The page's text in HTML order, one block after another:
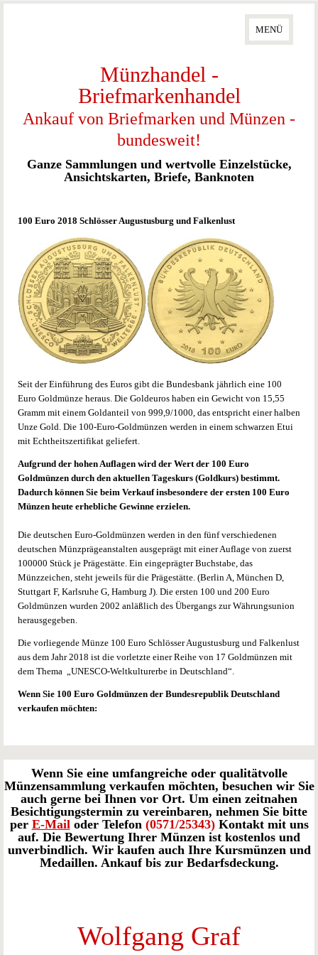
MENÜ
Münzhandel -
Briefmarkenhandel
Ankauf von Briefmarken und Münzen -
bundesweit!
Ganze Sammlungen und wertvolle Einzelstücke,
Ansichtskarten, Briefe, Banknoten
100 Euro 2018 Schlösser Augustusburg und Falkenlust
Seit der Einführung des Euros gibt die Bundesbank jährlich eine 100
Euro Goldmünze heraus. Die Goldeuros haben ein Gewicht von 15,55
Gramm mit einem Goldanteil von 999,9/1000, das entspricht einer halben
Unze Gold. Die 100-Euro-Goldmünzen werden in einem schwarzen Etui
mit Echtheitszertifikat geliefert.
Aufgrund der hohen Auflagen wird der Wert der 100 Euro
Goldmünzen durch den aktuellen Tageskurs (Goldkurs) bestimmt.
Dadurch können Sie beim Verkauf insbesondere der ersten 100 Euro
Münzen heute erhebliche Gewinne erzielen.
Die deutschen Euro-Goldmünzen werden in den fünf verschiedenen
deutschen Münzprägeanstalten ausgeprägt mit einer Auflage von zuerst
100000 Stück je Prägestätte. Ein eingeprägter Buchstabe, das
Münzzeichen, steht jeweils für die Prägestätte. (Berlin A, München D,
Stuttgart F, Karlsruhe G, Hamburg J). Die ersten 100 und 200 Euro
Goldmünzen wurden 2002 anläßlich des Übergangs zur Währungsunion
herausgegeben.
Die vorliegende Münze 100 Euro Schlösser Augustusburg und Falkenlust
aus dem Jahr 2018 ist die vorletzte einer Reihe von 17 Goldmünzen mit
dem Thema „UNESCO-Weltkulturerbe in Deutschland“.
Wenn Sie 100 Euro Goldmünzen der Bundesrepublik Deutschland
verkaufen möchten:
Wenn Sie eine umfangreiche oder qualitätvolle
Münzensammlung verkaufen möchten, besuchen wir Sie
auch gerne bei Ihnen vor Ort. Um einen zeitnahen
Besichtigungstermin zu vereinbaren, nehmen Sie bitte
per E-Mailoder Telefon (0571/25343)Kontakt mit uns
auf. Die Bewertung Ihrer Münzen ist kostenlos und
unverbindlich. Wir kaufen auch Ihre Kursmünzen und
Medaillen. Ankauf bis zur Bedarfsdeckung.
Wolfgang Graf
Palladium